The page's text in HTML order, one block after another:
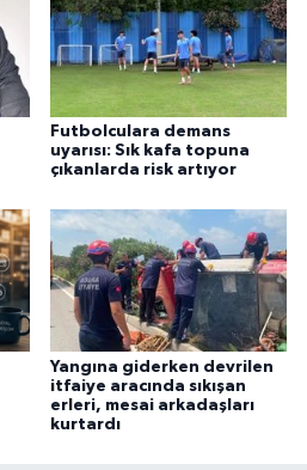
Futbolculara demans
uyarısı: Sık kafa topuna
çıkanlarda risk artıyor
Yangına giderken devrilen
itfaiye aracında sıkışan
erleri, mesai arkadaşları
kurtardı